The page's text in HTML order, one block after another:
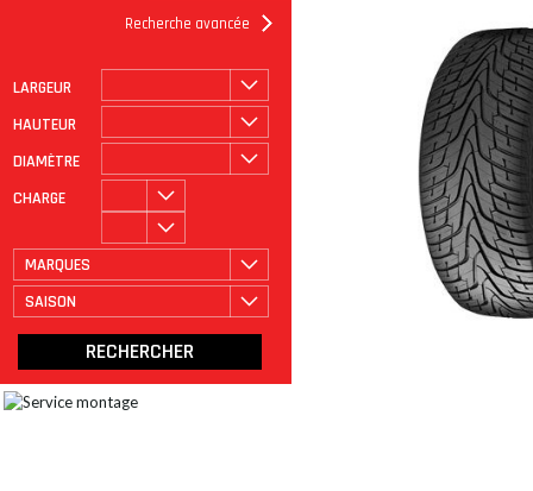
Recherche avancée
LARGEUR
HAUTEUR
DIAMÈTRE
CHARGE
MARQUES
SAISON
ROULAGE À PLAT